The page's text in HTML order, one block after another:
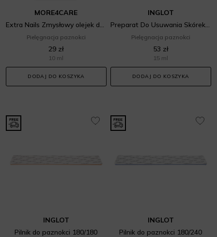
MORE4CARE
Extra Nails Zmysłowy olejek do skórek i paznokci
Pielęgnacja paznokci
29 zł
10 ml
DODAJ DO KOSZYKA
INGLOT
Preparat Do Usuwania Skórek Ph Cuticle Remover Inglot Playinn 18
Pielęgnacja paznokci
53 zł
15 ml
DODAJ DO KOSZYKA
INGLOT
Pilnik do paznokci 180/180
INGLOT
Pilnik do paznokci 180/240